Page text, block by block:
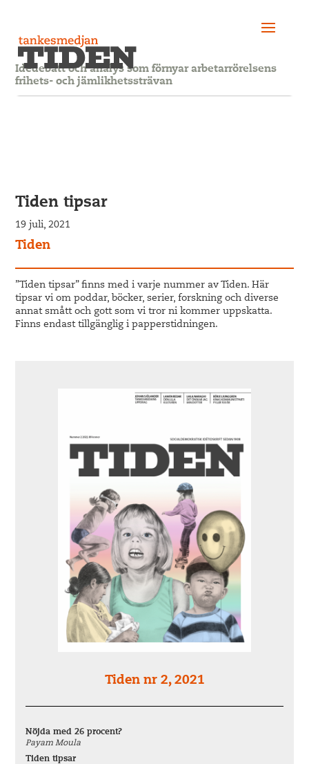
Idédebatt och analys som förnyar arbetarrörelsens
frihets- och jämlikhetssträvan
Tiden tipsar
19 juli, 2021
Tiden
”Tiden tipsar” finns med i varje nummer av Tiden. Här
tipsar vi om poddar, böcker, serier, forskning och diverse
annat smått och gott som vi tror ni kommer uppskatta.
Finns endast tillgänglig i papperstidningen.
Tiden nr 2, 2021
Nöjda med 26 procent?
Payam Moula
Tiden tipsar